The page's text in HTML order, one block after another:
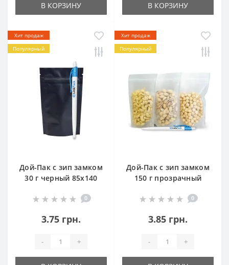
В КОРЗИНУ В КОРЗИНУ
Хит продаж
Популярный
Дой-Пак с зип замком
30 г черный 85х140
0
3.75 грн.
- +
Хит продаж
Популярный
Дой-Пак с зип замком
150 г прозрачный
0
3.85 грн.
- +